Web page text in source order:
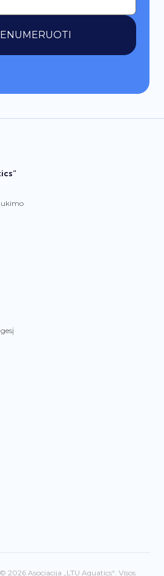
© 2026 Asociacija „LTU Aquatics“. Visos